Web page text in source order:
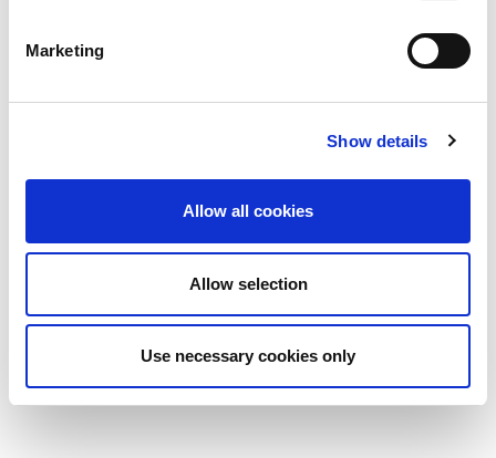
Marketing
Show details
Allow all cookies
Allow selection
Use necessary cookies only